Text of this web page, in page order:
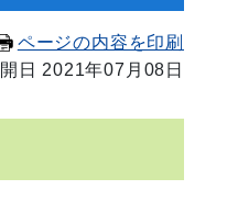
ページの内容を印刷
日 2021年07月08日